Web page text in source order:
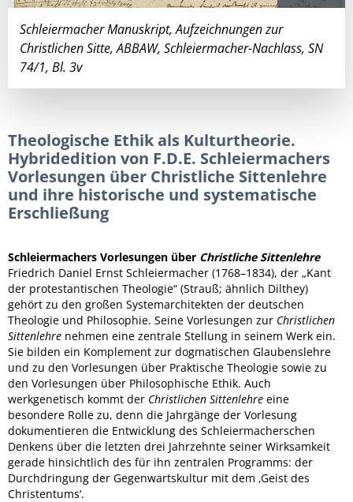
Schleiermacher Manuskript, Aufzeichnungen zur
Christlichen Sitte, ABBAW, Schleiermacher-Nachlass, SN
74/1, Bl. 3v
Theologische Ethik als Kulturtheorie.
Hybridedition von F.D.E. Schleiermachers
Vorlesungen über Christliche Sittenlehre
und ihre historische und systematische
Erschließung
Schleiermachers Vorlesungen über Christliche Sittenlehre
Friedrich Daniel Ernst Schleiermacher (1768–1834), der „Kant
der protestantischen Theologie“ (Strauß; ähnlich Dilthey)
gehört zu den großen Systemarchitekten der deutschen
Theologie und Philosophie. Seine Vorlesungen zur Christlichen
Sittenlehre nehmen eine zentrale Stellung in seinem Werk ein.
Sie bilden ein Komplement zur dogmatischen Glaubenslehre
und zu den Vorlesungen über Praktische Theologie sowie zu
den Vorlesungen über Philosophische Ethik. Auch
werkgenetisch kommt der Christlichen Sittenlehre eine
besondere Rolle zu, denn die Jahrgänge der Vorlesung
dokumentieren die Entwicklung des Schleiermacherschen
Denkens über die letzten drei Jahrzehnte seiner Wirksamkeit
gerade hinsichtlich des für ihn zentralen Programms: der
Durchdringung der Gegenwartskultur mit dem ‚Geist des
Christentums‘.